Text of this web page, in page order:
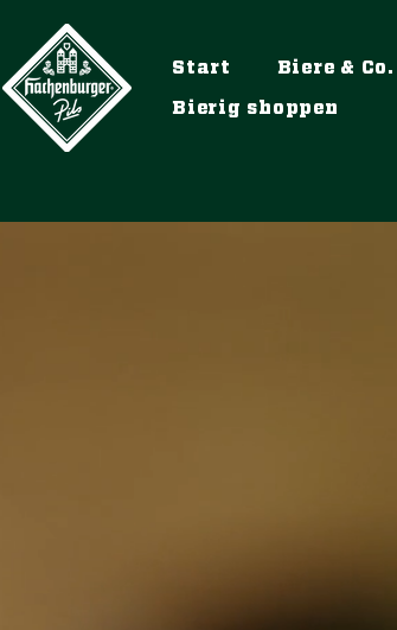
Start Biere & Co.
Bierig shoppen